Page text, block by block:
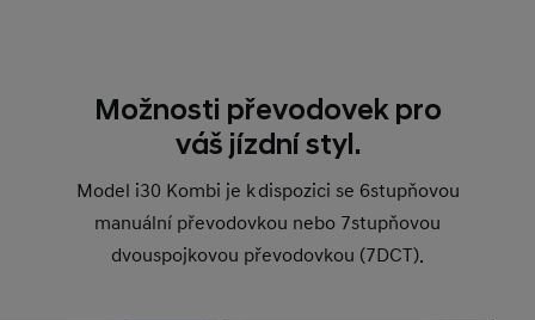
Možnosti převodovek pro
váš jízdní styl.
Model i30 Kombi je k dispozici se 6stupňovou
manuální převodovkou nebo 7stupňovou
dvouspojkovou převodovkou (7DCT).